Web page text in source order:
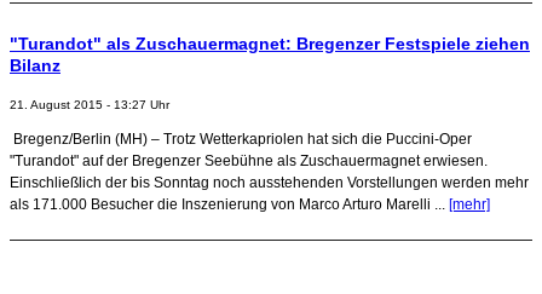
"Turandot" als Zuschauermagnet: Bregenzer Festspiele ziehen
Bilanz
21. August 2015 - 13:27 Uhr
Bregenz/Berlin (MH) – Trotz Wetterkapriolen hat sich die Puccini-Oper
"Turandot" auf der Bregenzer Seebühne als Zuschauermagnet erwiesen.
Einschließlich der bis Sonntag noch ausstehenden Vorstellungen werden mehr
als 171.000 Besucher die Inszenierung von Marco Arturo Marelli ... [mehr]